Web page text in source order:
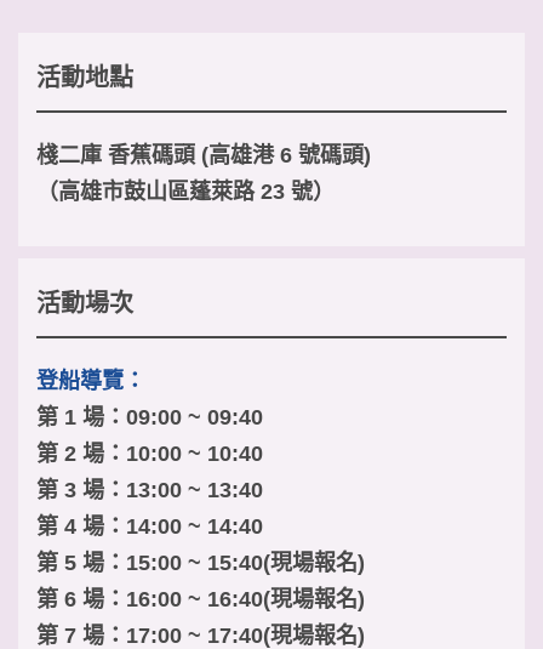
活動地點
棧二庫 香蕉碼頭 (高雄港 6 號碼頭)
（高雄市鼓山區蓬萊路 23 號）
活動場次
登船導覽：
第 1 場：09:00 ~ 09:40
第 2 場：10:00 ~ 10:40
第 3 場：13:00 ~ 13:40
第 4 場：14:00 ~ 14:40
第 5 場：15:00 ~ 15:40(現場報名)
第 6 場：16:00 ~ 16:40(現場報名)
第 7 場：17:00 ~ 17:40(現場報名)